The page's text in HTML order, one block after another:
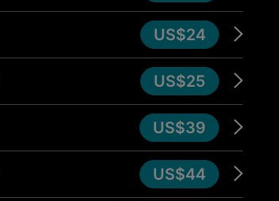
US$24
US$25
US$39
US$44